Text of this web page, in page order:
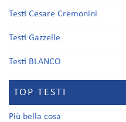
Testi Cesare Cremonini
Testi Gazzelle
Testi BLANCO
TOP TESTI
Più bella cosa